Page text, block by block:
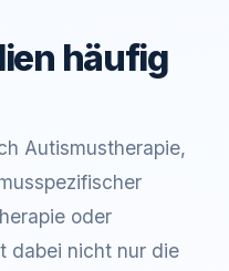
häufig
Autismustherapie,
oder
dabei nicht nur die